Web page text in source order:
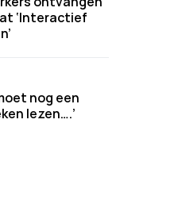
‘Interactief
nog een
lezen….’